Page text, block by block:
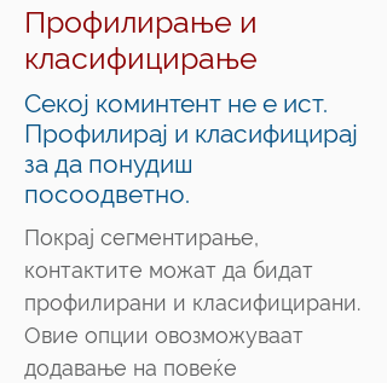
Профилирање и
класифицирање
Секој коминтент не е ист.
Профилирај и класифицирај
за да понудиш
посоодветно.
Покрај сегментирање,
контактите можат да бидат
профилирани и класифицирани.
Овие опции овозможуваат
додавање на повеќе